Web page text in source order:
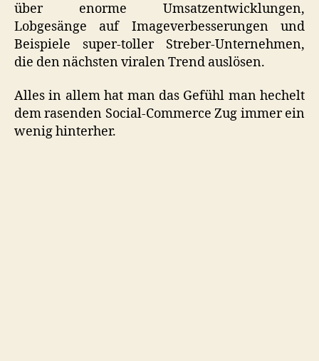
über enorme Umsatzentwicklungen,
Lobgesänge auf Imageverbesserungen und
Beispiele super-toller Streber-Unternehmen,
die den nächsten viralen Trend auslösen.
Alles in allem hat man das Gefühl man hechelt
dem rasenden Social-Commerce Zug immer ein
wenig hinterher.